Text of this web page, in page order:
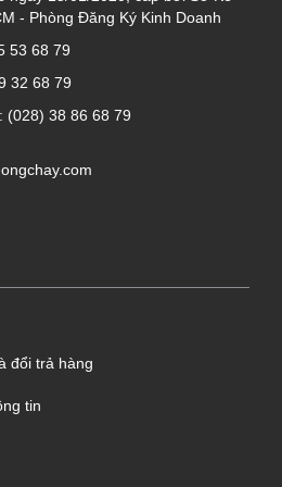
nhiệt từ công trình ra bên
hoàn hảo nhờ vô vàn lỗ
mặt củamút xốp PE
đi qua bị gãy, giúp làm
âm thanh đi qua. Nhờ vậy
không gian.
li ti trên sản phẩm, giúp
thấu lên tới 95%, hạn
mốc, mối mọt.
tạo 2 lớp với độ dày 3mm,
sự thuận tiện trong quá
khó rách nhất định. Đem
- Phòng Đăng Ký Kinh Doanh
53 68 79
32 68 79
(028) 38 86 68 79
đổi trả hàng
tin